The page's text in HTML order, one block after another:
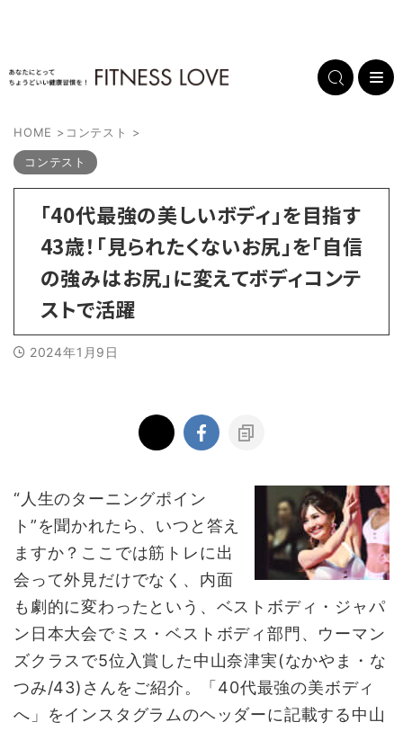
HOME > コンテスト >
コンテスト
「40代最強の美しいボディ」を目指す
43歳！「見られたくないお尻」を「自信
の強みはお尻」に変えてボディコンテ
ストで活躍
2024年1月9日
“人生のターニングポイン
ト”を聞かれたら、いつと答え
ますか？ここでは筋トレに出
会って外見だけでなく、内面
も劇的に変わったという、ベストボディ・ジャパ
ン日本大会でミス・ベストボディ部門、ウーマン
ズクラスで5位入賞した中山奈津実(なかやま・な
つみ/43)さんをご紹介。「40代最強の美ボディ
へ」をインスタグラムのヘッダーに記載する中山